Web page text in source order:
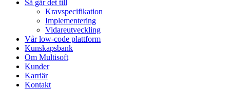
Så går det till
Kravspecifikation
Implementering
Vidareutveckling
Vår low-code plattform
Kunskapsbank
Om Multisoft
Kunder
Karriär
Kontakt